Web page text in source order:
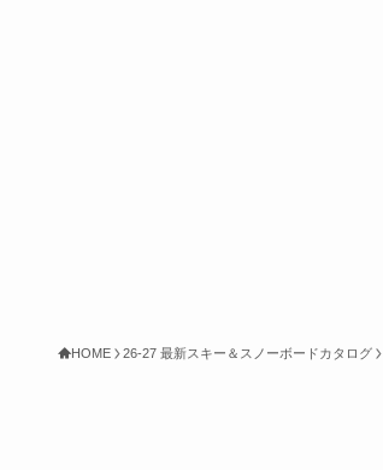
HOME 26-27 最新スキー＆スノーボードカタログ